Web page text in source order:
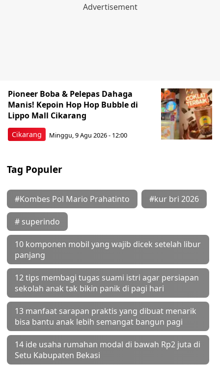
Cikarang
Pioneer Boba & Pelepas Dahaga
Manis! Kepoin Hop Hop Bubble di
Lippo Mall Cikarang
Minggu, 9 Agu 2026 - 12:00
Tag Populer
#Kombes Pol Mario Prahatinto #kur bri 2026
# superindo
10 komponen mobil yang wajib dicek setelah libur
panjang
12 tips membagi tugas suami istri agar persiapan
sekolah anak tak bikin panik di pagi hari
13 manfaat sarapan praktis yang dibuat menarik
bisa bantu anak lebih semangat bangun pagi
14 ide usaha rumahan modal di bawah Rp2 juta di
Setu Kabupaten Bekasi